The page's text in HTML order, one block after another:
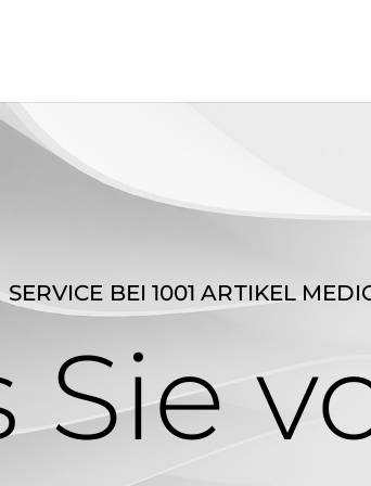
SERVICE BEI 1001 ARTIKEL
Sie